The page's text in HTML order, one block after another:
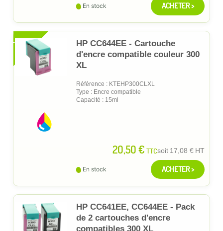
En stock ACHETER >
XL
HP CC644EE - Cartouche
d'encre compatible couleur 300
XL
Référence : KTEHP300CLXL
Type : Encre compatible
Capacité : 15ml
20,50 € TTCsoit 17,08 € HT
En stock ACHETER >
HP CC641EE, CC644EE - Pack
de 2 cartouches d'encre
compatibles 300 XL